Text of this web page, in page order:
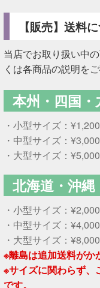
【販売】送料
当店でお取り扱い中
くは各商品の説明を
本州・四国・
・小型サイズ：¥1,200
・中型サイズ：¥3,000
・大型サイズ：¥5,000
北海道・沖縄
・小型サイズ：¥2,000
・中型サイズ：¥4,000
・大型サイズ：¥8,000
※離島は追加送料がか
※サイズに関わらず、
です。